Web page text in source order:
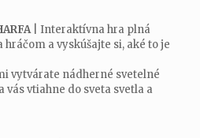
| Interaktívna hra plná
hráčom a vyskúšajte si, aké to je
vytvárate nádherné svetelné
vás vtiahne do sveta svetla a